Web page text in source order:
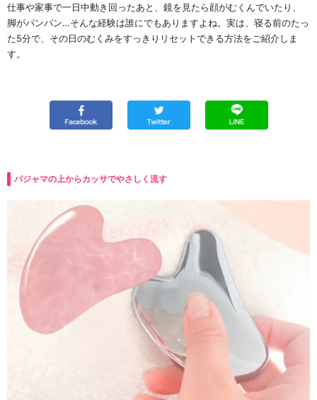
仕事や家事で一日中動き回ったあと、鏡を見たら顔がむくんでいたり、
脚がパンパン…そんな経験は誰にでもありますよね。実は、寝る前のたっ
た5分で、その日のむくみをすっきりリセットできる方法をご紹介しま
す。
パジャマの上からカッサでやさしく流す